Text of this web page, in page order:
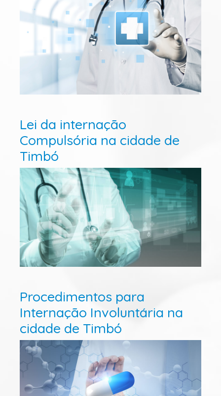
Lei da internação
Compulsória na cidade de
Timbó
Procedimentos para
Internação Involuntária na
cidade de Timbó